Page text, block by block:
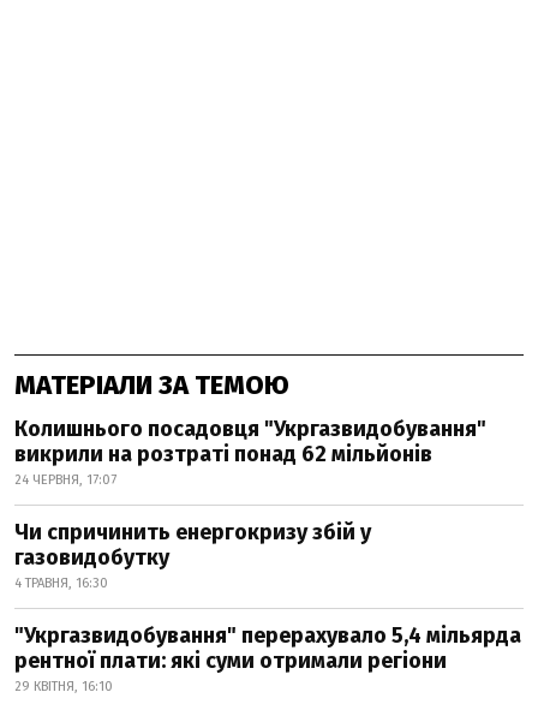
МАТЕРІАЛИ ЗА ТЕМОЮ
Колишнього посадовця "Укргазвидобування"
викрили на розтраті понад 62 мільйонів
24 ЧЕРВНЯ, 17:07
Чи спричинить енергокризу збій у
газовидобутку
4 ТРАВНЯ, 16:30
"Укргазвидобування" перерахувало 5,4 мільярда
рентної плати: які суми отримали регіони
29 КВІТНЯ, 16:10